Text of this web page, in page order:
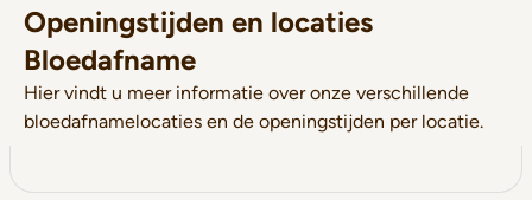
Openingstijden en locaties
Bloedafname
Hier vindt u meer informatie over onze verschillende
bloedafnamelocaties en de openingstijden per locatie.